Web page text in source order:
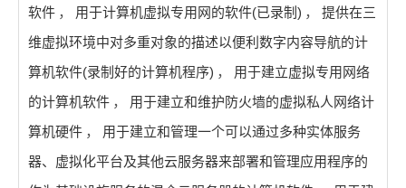
软件 ， 用于计算机虚拟专用网的软件(已录制) ，
提供在三
维虚拟环境中对多重对象的描述以便利数字内容导航的计
算机软件(录制好的计算机程序) ，
用于建立虚拟专用网络
的计算机软件 ，
用于建立和维护防火墙的虚拟私人网络计
算机硬件 ，
用于建立和管理一个可以通过多种实体服务
器、虚拟化平台及其他云服务器来部署和管理应用程序的